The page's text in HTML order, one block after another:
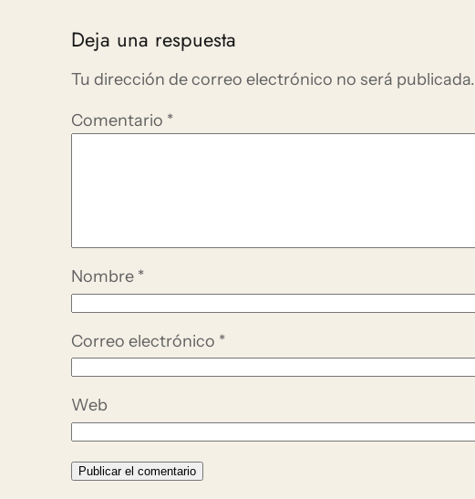
Deja una respuesta
Tu dirección de correo electrónico no será publicada.
Comentario *
Nombre *
Correo electrónico *
Web